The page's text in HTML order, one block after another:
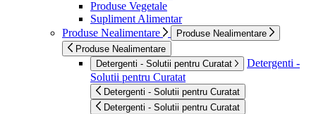
Produse Vegetale
Supliment Alimentar
Produse Nealimentare
Produse Nealimentare
Produse Nealimentare
Detergenti - Solutii pentru Curatat
Detergenti -
Solutii pentru Curatat
Detergenti - Solutii pentru Curatat
Detergenti - Solutii pentru Curatat